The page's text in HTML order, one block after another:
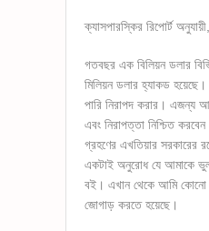
ক্যাসপারস্কির রিপোর্ট
গতবছর এক বিলিয়ন ডলার
মিলিয়ন ডলার হ্যাকড
পারি নিরাপদ করার। এজন্য
এবং নিরাপত্তা নিশ্চিত
গ্রহণের এখতিয়ার সরকারের
একটাই অনুরোধ যে আমাকে
বই। এখান থেকে আমি কোনো
জোগাড় করতে হয়েছে।